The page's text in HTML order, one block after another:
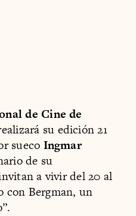
de Cine de
su edición 21
sueco Ingmar
de su
a vivir del 20 al
con Bergman, un